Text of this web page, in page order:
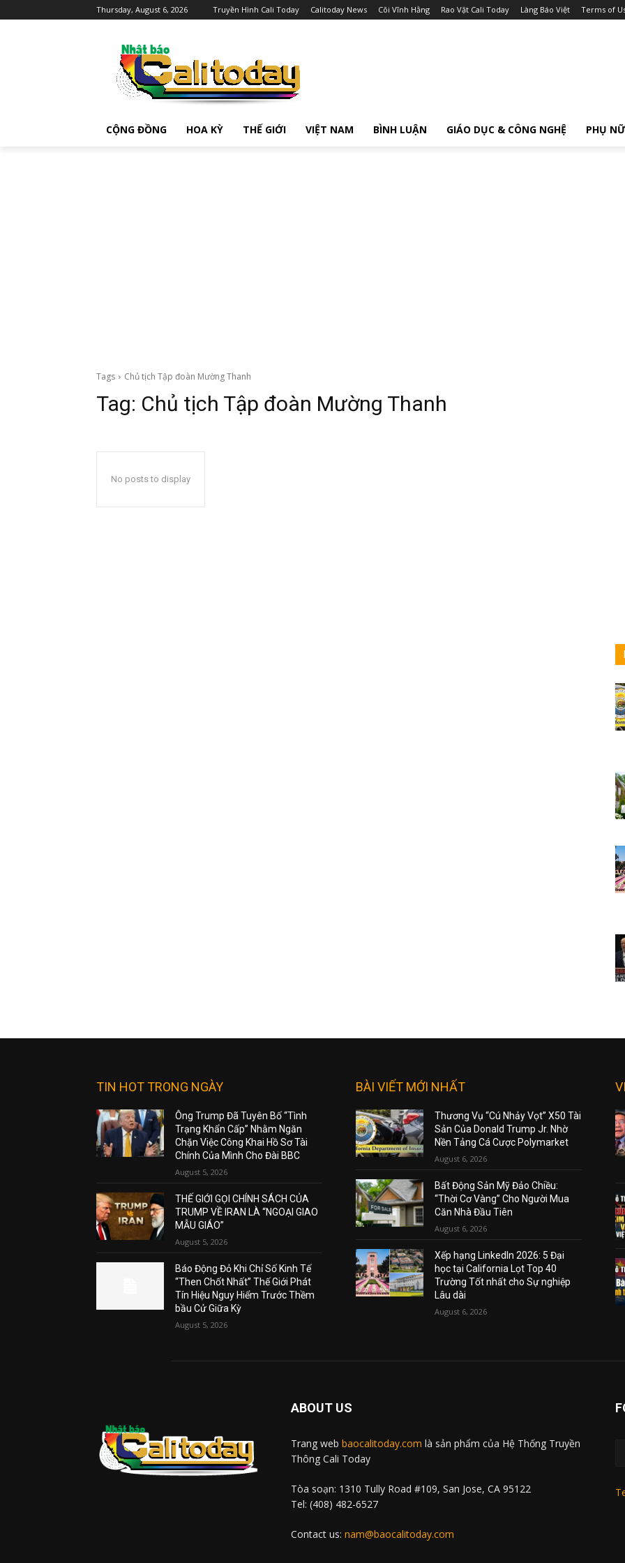
Thursday, August 6, 2026 Truyền Hình Cali Today Calitoday News Cõi Vĩnh Hằng Rao Vặt Cali Today Làng Báo Việt Terms of
CỘNG ĐỒNG HOA KỲ THẾ GIỚI VIỆT NAM BÌNH LUẬN GIÁO DỤC & CÔNG NGHỆ PHỤ NỮ
Tags Chủ tịch Tập đoàn Mường Thanh
Tag: Chủ tịch Tập đoàn Mường Thanh
No posts to display
TIN HOT TRONG NGÀY
Ông Trump Đã Tuyên Bố “Tình
Trạng Khẩn Cấp” Nhằm Ngăn
Chặn Việc Công Khai Hồ Sơ Tài
Chính Của Mình Cho Đài BBC
August 5, 2026
THẾ GIỚI GỌI CHÍNH SÁCH CỦA
TRUMP VỀ IRAN LÀ “NGOẠI GIAO
MẪU GIÁO”
August 5, 2026
Báo Động Đỏ Khi Chỉ Số Kinh Tế
“Then Chốt Nhất” Thế Giới Phát
Tín Hiệu Nguy Hiểm Trước Thềm
bầu Cử Giữa Kỳ
August 5, 2026
BÀI VIẾT MỚI NHẤT
Thương Vụ “Cú Nhảy Vọt” X50 Tài
Sản Của Donald Trump Jr. Nhờ
Nền Tảng Cá Cược Polymarket
August 6, 2026
Bất Động Sản Mỹ Đảo Chiều:
“Thời Cơ Vàng” Cho Người Mua
Căn Nhà Đầu Tiên
August 6, 2026
Xếp hạng LinkedIn 2026: 5 Đại
học tại California Lọt Top 40
Trường Tốt nhất cho Sự nghiệp
Lâu dài
August 6, 2026
ABOUT US
Trang web baocalitoday.com là sản phẩm của Hệ Thống Truyền
Thông Cali Today
Tòa soạn: 1310 Tully Road #109, San Jose, CA 95122
Tel: (408) 482-6527
Contact us: nam@baocalitoday.com